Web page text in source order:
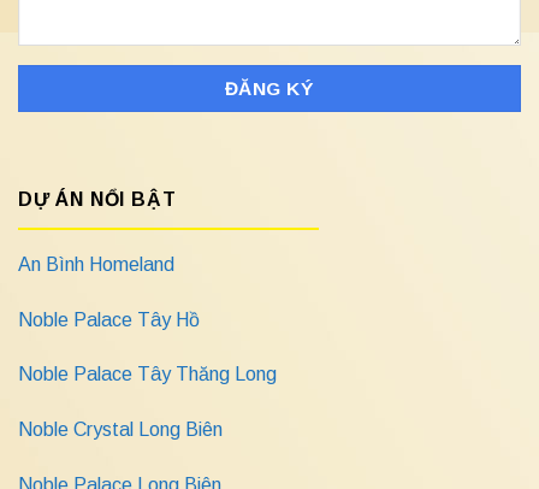
DỰ ÁN NỔI BẬT
An Bình Homeland
Noble Palace Tây Hồ
Noble Palace Tây Thăng Long
Noble Crystal Long Biên
Noble Palace Long Biên